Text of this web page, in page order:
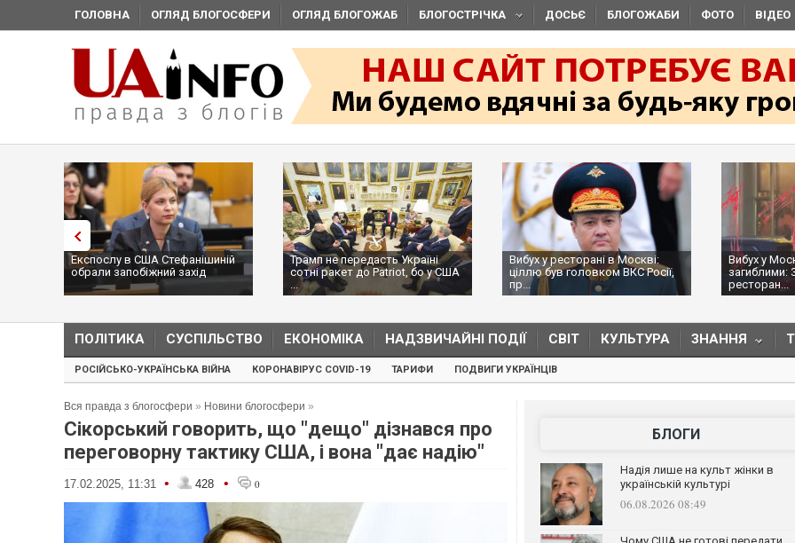
ГОЛОВНА ОГЛЯД БЛОГОСФЕРИ ОГЛЯД БЛОГОЖАБ БЛОГОСТРІЧКА ДОСЬЄ БЛОГОЖАБИ ФОТО ВІДЕО
Експослу в США Стефанішиній
обрали запобіжний захід
Трамп не передасть Україні
сотні ракет до Patriot, бо у США
...
Вибух у ресторані в Москві:
ціллю був головком ВКС Росії,
пр...
Вибух у
загиблими:
ресторан...
ПОЛІТИКА СУСПІЛЬСТВО ЕКОНОМІКА НАДЗВИЧАЙНІ ПОДІЇ СВІТ КУЛЬТУРА ЗНАННЯ
РОСІЙСЬКО-УКРАЇНСЬКА ВІЙНА КОРОНАВІРУС COVID-19 ТАРИФИ ПОДВИГИ УКРАЇНЦІВ
Вся правда з блогосфери » Новини блогосфери »
Сікорський говорить, що "дещо" дізнався про
переговорну тактику США, і вона "дає надію"
17.02.2025, 11:31 • 428 • 0
БЛОГИ
Надія лише на культ жінки в
українській культурі
06.08.2026 08:49